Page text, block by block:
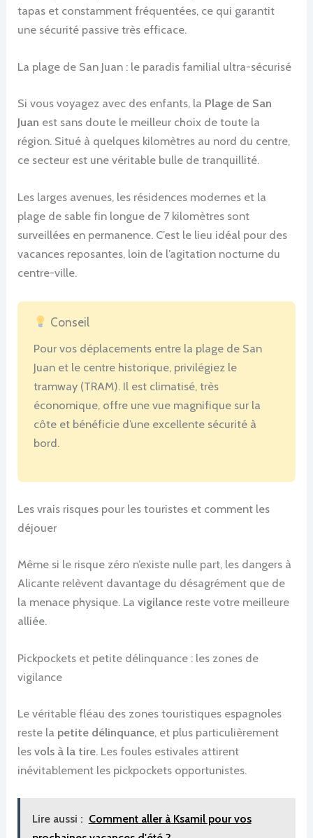
tapas et constamment fréquentées, ce qui garantit
une sécurité passive très efficace.
La plage de San Juan : le paradis familial ultra-sécurisé
Si vous voyagez avec des enfants, la Plage de San
Juan est sans doute le meilleur choix de toute la
région. Situé à quelques kilomètres au nord du centre,
ce secteur est une véritable bulle de tranquillité.
Les larges avenues, les résidences modernes et la
plage de sable fin longue de 7 kilomètres sont
surveillées en permanence. C’est le lieu idéal pour des
vacances reposantes, loin de l’agitation nocturne du
centre-ville.
Conseil
Pour vos déplacements entre la plage de San
Juan et le centre historique, privilégiez le
tramway (TRAM). Il est climatisé, très
économique, offre une vue magnifique sur la
côte et bénéficie d’une excellente sécurité à
bord.
Les vrais risques pour les touristes et comment les
déjouer
Même si le risque zéro n’existe nulle part, les dangers à
Alicante relèvent davantage du désagrément que de
la menace physique. Lavigilance reste votre meilleure
alliée.
Pickpockets et petite délinquance : les zones de
vigilance
Le véritable fléau des zones touristiques espagnoles
reste la petite délinquance, et plus particulièrement
lesvols à la tire. Les foules estivales attirent
inévitablement les pickpockets opportunistes.
Lire aussi : Comment aller à Ksamil pour vos